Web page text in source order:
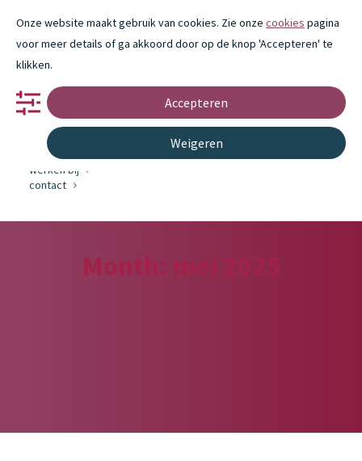
portfolio
partnerschap
innovatie
over ons
werken bij
contact
Month: mei 2025
Onze website maakt gebruik van cookies. Zie onze cookies pagina
voor meer details of ga akkoord door op de knop 'Accepteren' te
klikken.
Accepteren
Weigeren